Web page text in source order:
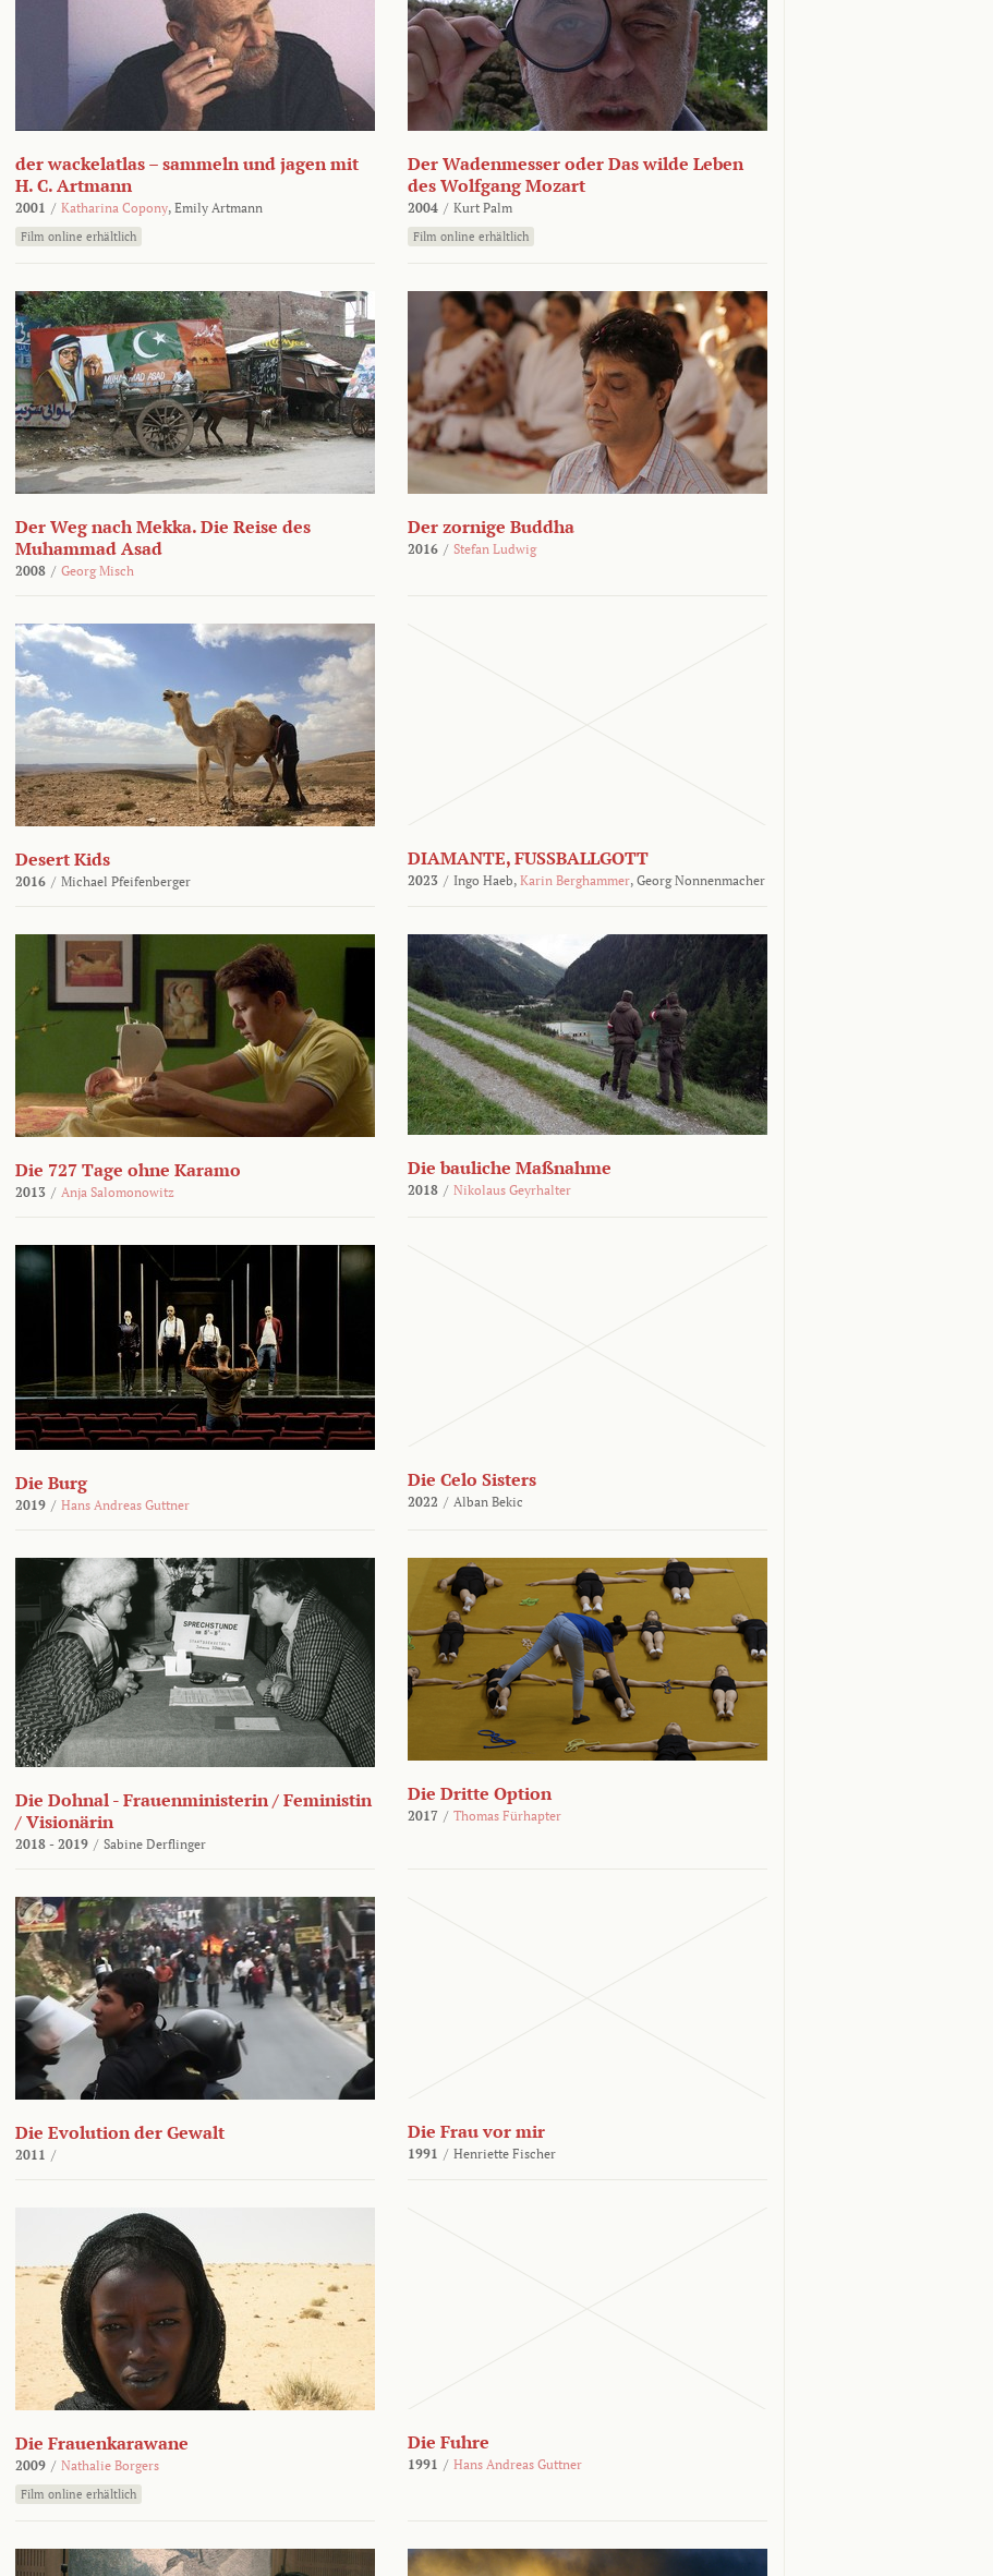
der wackelatlas – sammeln und jagen mit
H. C. Artmann
2001 / Katharina Copony, Emily Artmann
Film online erhältlich
Der Wadenmesser oder Das wilde Leben
des Wolfgang Mozart
2004 / Kurt Palm
Film online erhältlich
Der Weg nach Mekka. Die Reise des
Muhammad Asad
2008 / Georg Misch
Der zornige Buddha
2016 / Stefan Ludwig
Desert Kids
2016 / Michael Pfeifenberger
DIAMANTE, FUSSBALLGOTT
2023 / Ingo Haeb, Karin Berghammer, Georg Nonnenmacher
Die 727 Tage ohne Karamo
2013 / Anja Salomonowitz
Die bauliche Maßnahme
2018 / Nikolaus Geyrhalter
Die Burg
2019 / Hans Andreas Guttner
Die Celo Sisters
2022 / Alban Bekic
Die Dohnal - Frauenministerin / Feministin
/ Visionärin
2018 - 2019 / Sabine Derflinger
Die Dritte Option
2017 / Thomas Fürhapter
Die Evolution der Gewalt
2011 /
Die Frau vor mir
1991 / Henriette Fischer
Die Frauenkarawane
2009 / Nathalie Borgers
Film online erhältlich
Die Fuhre
1991 / Hans Andreas Guttner